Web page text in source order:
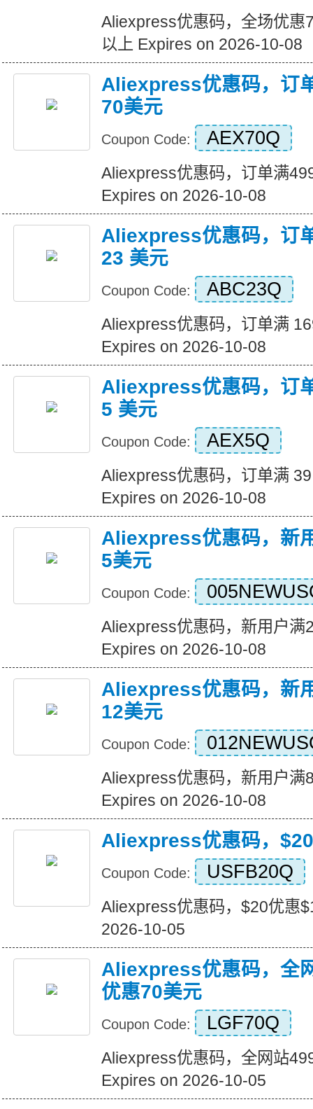
Aliexpress优惠码，全场优惠
以上 Expires on 2026-10-08
Aliexpress优惠码，订
70美元
Coupon Code: AEX70Q
Aliexpress优惠码，订单满
Expires on 2026-10-08
Aliexpress优惠码，订
23 美元
Coupon Code: ABC23Q
Aliexpress优惠码，订单满
Expires on 2026-10-08
Aliexpress优惠码，订
5 美元
Coupon Code: AEX5Q
Aliexpress优惠码，订单满
Expires on 2026-10-08
Aliexpress优惠码，新
5美元
Coupon Code:
Aliexpress优惠码，新用户满
Expires on 2026-10-08
Aliexpress优惠码，新
12美元
Coupon Code:
Aliexpress优惠码，新用户满
Expires on 2026-10-08
Aliexpress优惠码，
Coupon Code: USFB20Q
Aliexpress优惠码，$20优惠
2026-10-05
Aliexpress优惠码，全
优惠70美元
Coupon Code: LGF70Q
Aliexpress优惠码，全网站
Expires on 2026-10-05